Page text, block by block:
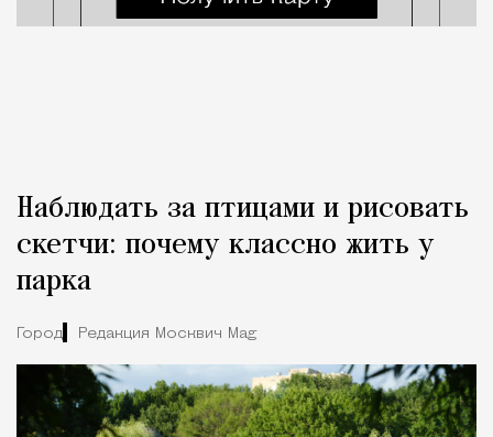
Наблюдать за птицами и рисовать
скетчи: почему классно жить у
парка
Город Редакция Москвич Mag